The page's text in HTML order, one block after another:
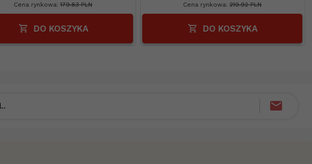
Cena rynkowa: 179.83 PLN
DO KOSZYKA
Cena rynkowa: 219.92 PLN
DO KOSZYKA